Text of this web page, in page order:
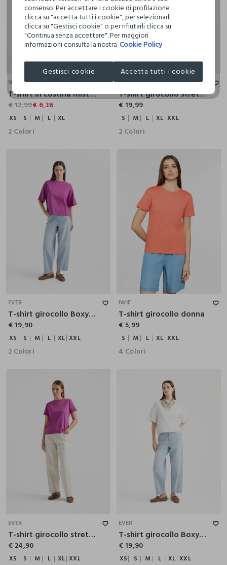
S
NICE & CHIC
T-shirt in costina misto cotone donna
€ 12,99€ 6,36
XS S M L XL
2 Colori
IWIE
T-shirt girocollo stretch donna
€ 19,99
S M L XL XXL
2 Colori
XL
EVER
T-shirt girocollo Boxy Fit stretch donna
€ 19,90
XS S M L XL XXL
2 Colori
XL
XXL
IWIE
T-shirt girocollo donna
€ 5,99
S M L XL XXL
4 Colori
XXL
EVER
T-shirt girocollo stretch donna
€ 24,90
XS S M L XL XXL
L XL XXL
EVER
T-shirt girocollo Boxy Fit stretch donna
€ 19,90
XS S M L XL XXL
consenso. Per accettare i cookie di profilazione
clicca su "accetta tutti i cookie", per selezionarli
clicca su "Gestisci cookie" o per rifiutarli clicca su
"Continua senza accettare". Per maggiori
informazioni consulta la nostra Cookie Policy
Gestisci cookie Accetta tutti i cookie